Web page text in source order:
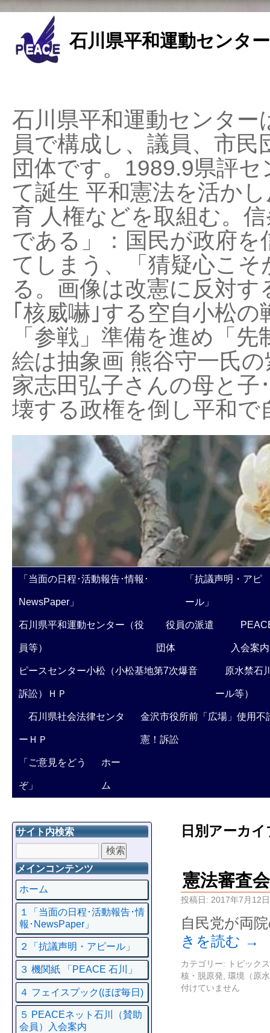
石川県平和運動センタ
石川県平和運動センタ
員で構成し、議員、市
団体です。1989.9県評
て誕生 平和憲法を活か
育 人権などを取組む。
である」：国民が政府
てしまう、「猜疑心こ
る。画像は改憲に反対
｢核威嚇｣する空自小松
「参戦」準備を進め「
絵は抽象画 熊谷守一氏
家志田弘子さんの母と子
壊する政権を倒し平和
「当面の日程･活動報告･情報･
NewsPaper」
「抗議声明・アピ
ール」
石川県平和運動センター（役
員等）
役員の派遣
団体 入会案内
ピースセンター小松（小松基地第7次爆音
訴訟）ＨＰ
原水禁石
ール等）
石川県社会法律センタ
ーＨＰ
金沢市役所前「広場」使用不
憲！訴訟
「ご意見をどう
ぞ」
ホー
ム
日別アーカ
憲法審査
投稿日: 2017年7月12日
自民党が両
きを読む →
カテゴリー:
トピックス
核・脱原発 環境（原
付けていません
サイト内検索
メインコンテンツ
ホーム
１「当面の日程･活動報告･情
報･NewsPaper」
２「抗議声明・アピール」
３ 機関紙 「PEACE 石川」
４ フェイスプック(ほぼ毎日)
５ PEACEネット石川（賛助
会員）入会案内